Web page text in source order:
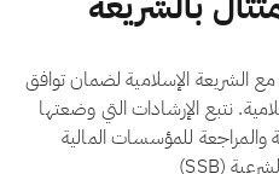
مع الشريعة الإسلامية لضمان توافق
نتبع الإرشادات التي وضعتها
للمؤسسات المالية